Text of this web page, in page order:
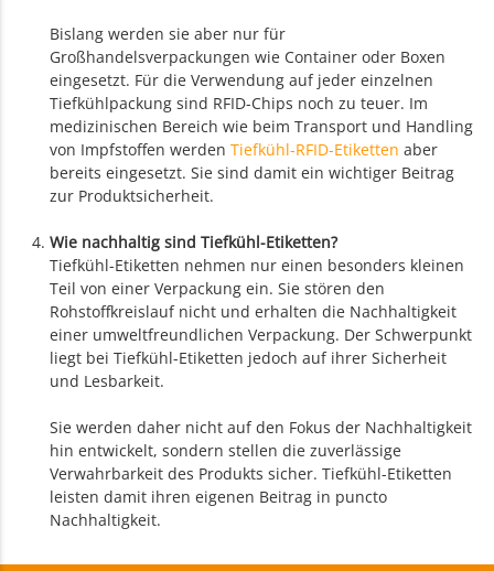
Bislang werden sie aber nur für
Großhandelsverpackungen wie Container oder Boxen
eingesetzt. Für die Verwendung auf jeder einzelnen
Tiefkühlpackung sind RFID-Chips noch zu teuer. Im
medizinischen Bereich wie beim Transport und Handling
von Impfstoffen werden Tiefkühl-RFID-Etiketten aber
bereits eingesetzt. Sie sind damit ein wichtiger Beitrag
zur Produktsicherheit.
Wie nachhaltig sind Tiefkühl-Etiketten?
Tiefkühl-Etiketten nehmen nur einen besonders kleinen
Teil von einer Verpackung ein. Sie stören den
Rohstoffkreislauf nicht und erhalten die Nachhaltigkeit
einer umweltfreundlichen Verpackung. Der Schwerpunkt
liegt bei Tiefkühl-Etiketten jedoch auf ihrer Sicherheit
und Lesbarkeit.
Sie werden daher nicht auf den Fokus der Nachhaltigkeit
hin entwickelt, sondern stellen die zuverlässige
Verwahrbarkeit des Produkts sicher. Tiefkühl-Etiketten
leisten damit ihren eigenen Beitrag in puncto
Nachhaltigkeit.